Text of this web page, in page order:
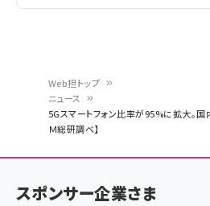
く
ず
Web担トップ
ニュース
5Gスマートフォン比率が95%に拡大。
Ｍ総研調べ】
スポンサー企業さま